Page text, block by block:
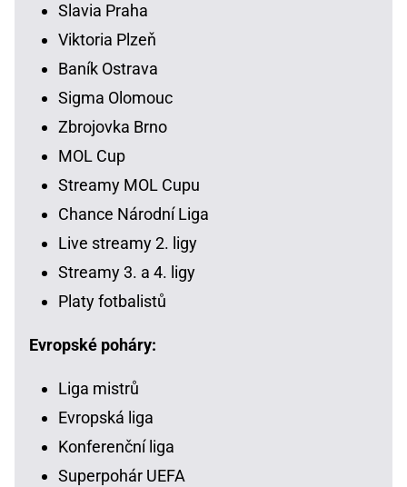
Slavia Praha
Viktoria Plzeň
Baník Ostrava
Sigma Olomouc
Zbrojovka Brno
MOL Cup
Streamy MOL Cupu
Chance Národní Liga
Live streamy 2. ligy
Streamy 3. a 4. ligy
Platy fotbalistů
Evropské poháry:
Liga mistrů
Evropská liga
Konferenční liga
Superpohár UEFA